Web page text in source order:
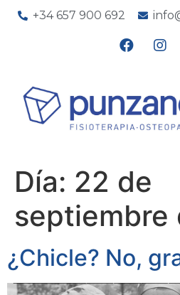
+34 657 900 692
Día: 22 de
septiembre
¿Chicle? No,